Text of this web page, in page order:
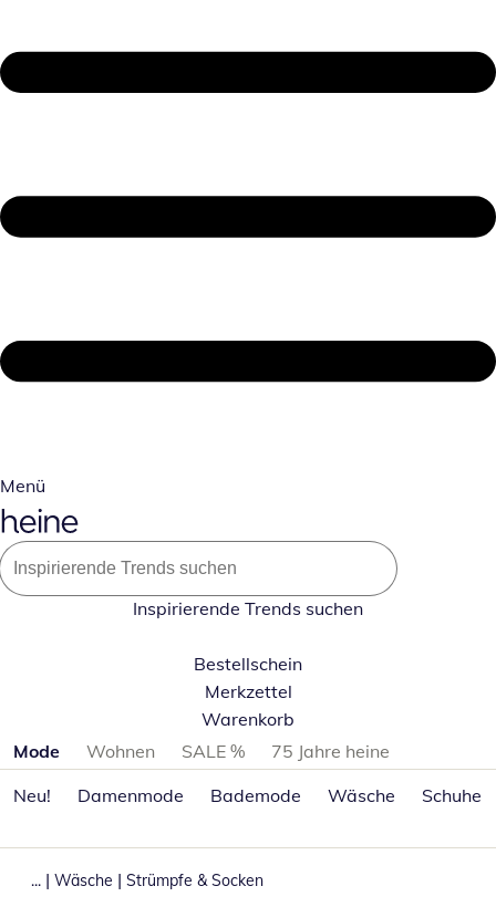
Menü
Inspirierende Trends suchen
Bestellschein
Merkzettel
Warenkorb
Produktkategorien überspringen
Mode Wohnen SALE %
75 Jahre heine
Neu!
Damenmode Bademode Wäsche Schuhe
... | Wäsche | Strümpfe & Socken